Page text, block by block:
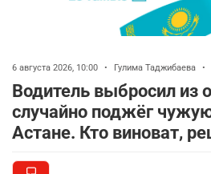
6 августа 2026, 10:00 • Гулима Таджибаева •
Водитель выбросил из
случайно поджёг
Астане. Кто виноват,